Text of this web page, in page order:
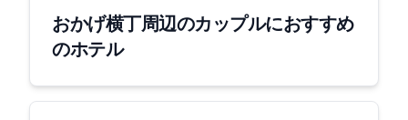
おかげ横丁周辺のカップルにおすすめ
のホテル